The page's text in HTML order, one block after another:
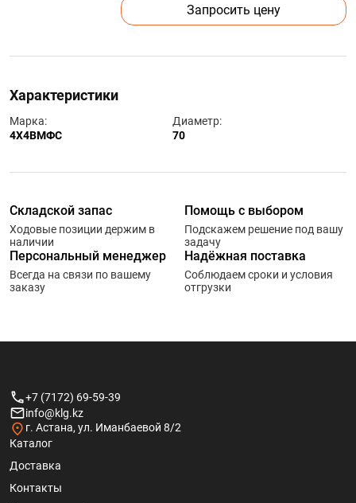
Запросить цену
Характеристики
Марка:
4Х4ВМФС
Диаметр:
70
Складской запас
Ходовые позиции держим в
наличии
Помощь с выбором
Подскажем решение под вашу
задачу
Персональный менеджер
Всегда на связи по вашему
заказу
Надёжная поставка
Соблюдаем сроки и условия
отгрузки
+7 (7172) 69-59-39
info@klg.kz
г. Астана, ул. Иманбаевой 8/2
Каталог
Доставка
Контакты